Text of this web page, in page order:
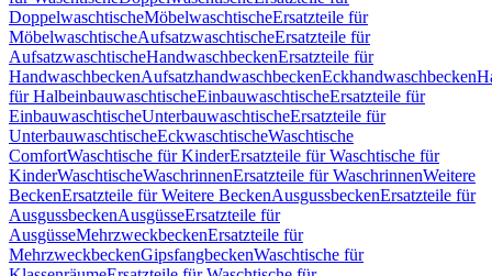
DoppelwaschtischeMöbelwaschtischeErsatzteile für
MöbelwaschtischeAufsatzwaschtischeErsatzteile für
AufsatzwaschtischeHandwaschbeckenErsatzteile für
HandwaschbeckenAufsatzhandwaschbeckenEckhandwaschbecken
für HalbeinbauwaschtischeEinbauwaschtischeErsatzteile für
EinbauwaschtischeUnterbauwaschtischeErsatzteile für
UnterbauwaschtischeEckwaschtischeWaschtische
ComfortWaschtische für KinderErsatzteile für Waschtische für
KinderWaschtischeWaschrinnenErsatzteile für WaschrinnenWeitere
BeckenErsatzteile für Weitere BeckenAusgussbeckenErsatzteile für
AusgussbeckenAusgüsseErsatzteile für
AusgüsseMehrzweckbeckenErsatzteile für
MehrzweckbeckenGipsfangbeckenWaschtische für